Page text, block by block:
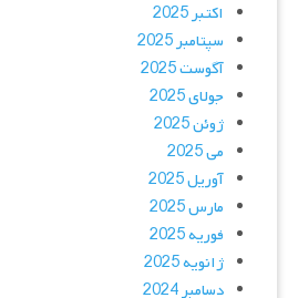
اکتبر 2025
سپتامبر 2025
آگوست 2025
جولای 2025
ژوئن 2025
می 2025
آوریل 2025
مارس 2025
فوریه 2025
ژانویه 2025
دسامبر 2024